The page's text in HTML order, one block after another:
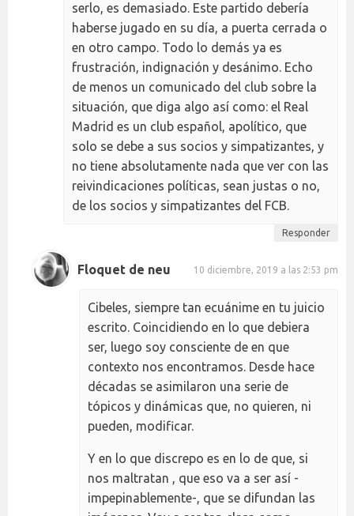
serlo, es demasiado. Este partido debería
haberse jugado en su día, a puerta cerrada o
en otro campo. Todo lo demás ya es
frustración, indignación y desánimo. Echo
de menos un comunicado del club sobre la
situación, que diga algo así como: el Real
Madrid es un club español, apolítico, que
solo se debe a sus socios y simpatizantes, y
no tiene absolutamente nada que ver con las
reivindicaciones políticas, sean justas o no,
de los socios y simpatizantes del FCB.
Responder
Floquet de neu 10 diciembre, 2019 a las 2:53 pm
Cibeles, siempre tan ecuánime en tu juicio
escrito. Coincidiendo en lo que debiera
ser, luego soy consciente de en que
contexto nos encontramos. Desde hace
décadas se asimilaron una serie de
tópicos y dinámicas que, no quieren, ni
pueden, modificar.
Y en lo que discrepo es en lo de que, si
nos maltratan , que eso va a ser así -
impepinablemente-, que se difundan las